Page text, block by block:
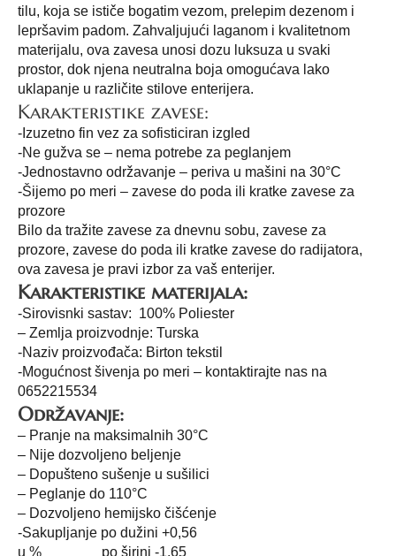
tilu, koja se ističe bogatim vezom, prelepim dezenom i
lepršavim padom. Zahvaljujući laganom i kvalitetnom
materijalu, ova zavesa unosi dozu luksuza u svaki
prostor, dok njena neutralna boja omogućava lako
uklapanje u različite stilove enterijera.
Karakteristike zavese:
-Izuzetno fin vez za sofisticiran izgled
-Ne gužva se – nema potrebe za peglanjem
-Jednostavno održavanje – periva u mašini na 30°C
-Šijemo po meri – zavese do poda ili kratke zavese za
prozore
Bilo da tražite zavese za dnevnu sobu, zavese za
prozore, zavese do poda ili kratke zavese do radijatora,
ova zavesa je pravi izbor za vaš enterijer.
Karakteristike materijala:
-Sirovisnki sastav: 100% Poliester
– Zemlja proizvodnje: Turska
-Naziv proizvođača: Birton tekstil
-Mogućnost šivenja po meri – kontaktirajte nas na
0652215534
Održavanje:
– Pranje na maksimalnih 30°C
– Nije dozvoljeno beljenje
– Dopušteno sušenje u sušilici
– Peglanje do 110°C
– Dozvoljeno hemijsko čišćenje
-Sakupljanje po dužini +0,56
u % po širini -1.65